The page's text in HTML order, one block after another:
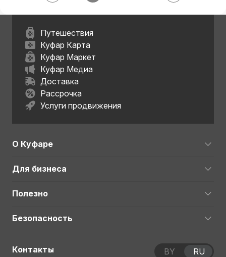
Путешествия
Куфар Карта
Куфар Маркет
Куфар Медиа
Доставка
Рассрочка
Услуги продвижения
О Куфаре
Для бизнеса
Полезно
Безопасность
Контакты BY RU